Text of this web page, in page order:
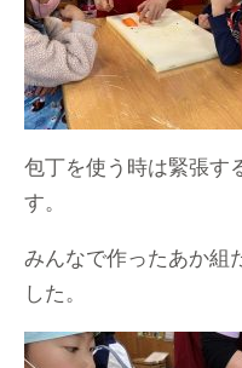
包丁を使う時は緊張す
す。
みんなで作ったあか組
した。